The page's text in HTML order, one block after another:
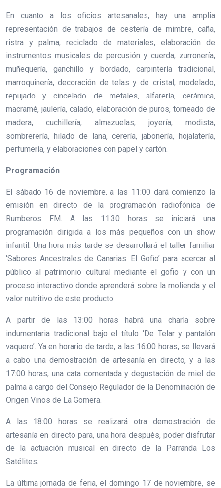
En cuanto a los oficios artesanales, hay una amplia
representación de trabajos de cestería de mimbre, caña,
ristra y palma, reciclado de materiales, elaboración de
instrumentos musicales de percusión y cuerda, zurronería,
muñequería, ganchillo y bordado, carpintería tradicional,
marroquinería, decoración de telas y de cristal, modelado,
repujado y cincelado de metales, alfarería, cerámica,
macramé, jaulería, calado, elaboración de puros, torneado de
madera, cuchillería, almazuelas, joyería, modista,
sombrerería, hilado de lana, cerería, jabonería, hojalatería,
perfumería, y elaboraciones con papel y cartón.
Programación
El sábado 16 de noviembre, a las 11:00 dará comienzo la
emisión en directo de la programación radiofónica de
Rumberos FM. A las 11:30 horas se iniciará una
programación dirigida a los más pequeños con un show
infantil. Una hora más tarde se desarrollará el taller familiar
‘Sabores Ancestrales de Canarias: El Gofio’ para acercar al
público al patrimonio cultural mediante el gofio y con un
proceso interactivo donde aprenderá sobre la molienda y el
valor nutritivo de este producto.
A partir de las 13:00 horas habrá una charla sobre
indumentaria tradicional bajo el título ‘De Telar y pantalón
vaquero’. Ya en horario de tarde, a las 16:00 horas, se llevará
a cabo una demostración de artesanía en directo, y a las
17:00 horas, una cata comentada y degustación de miel de
palma a cargo del Consejo Regulador de la Denominación de
Origen Vinos de La Gomera.
A las 18:00 horas se realizará otra demostración de
artesanía en directo para, una hora después, poder disfrutar
de la actuación musical en directo de la Parranda Los
Satélites.
La última jornada de feria, el domingo 17 de noviembre, se